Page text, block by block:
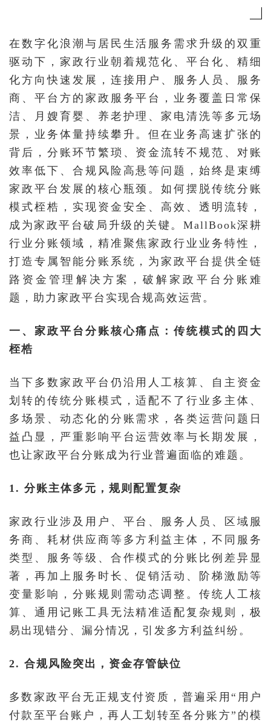
在数字化浪潮与居民生活服务需求升级的双重
驱动下，家政行业朝着规范化、平台化、精细
化方向快速发展，连接用户、服务人员、服务
商、平台方的家政服务平台，业务覆盖日常保
洁、月嫂育婴、养老护理、家电清洗等多元场
景，业务体量持续攀升。但在业务高速扩张的
背后，分账环节繁琐、资金流转不规范、对账
效率低下、合规风险高悬等问题，始终是束缚
家政平台发展的核心瓶颈。如何摆脱传统分账
模式桎梏，实现资金安全、高效、透明流转，
成为家政平台破局升级的关键。MallBook深耕
行业分账领域，精准聚焦家政行业业务特性，
打造专属智能分账系统，为家政平台提供全链
路资金管理解决方案，破解家政平台分账难
题，助力家政平台实现合规高效运营。
一、家政平台分账核心痛点：传统模式的四大
桎梏
当下多数家政平台仍沿用人工核算、自主资金
划转的传统分账模式，适配不了行业多主体、
多场景、动态化的分账需求，各类运营问题日
益凸显，严重影响平台运营效率与长期发展，
也让家政平台分账成为行业普遍面临的难题。
1. 分账主体多元，规则配置复杂
家政行业涉及用户、平台、服务人员、区域服
务商、耗材供应商等多方利益主体，不同服务
类型、服务等级、合作模式的分账比例差异显
著，再加上服务时长、促销活动、阶梯激励等
变量影响，分账规则需动态调整。传统人工核
算、通用记账工具无法精准适配复杂规则，极
易出现错分、漏分情况，引发多方利益纠纷。
2. 合规风险突出，资金存管缺位
多数家政平台无正规支付资质，普遍采用“用户
付款至平台账户，再人工划转至各分账方”的模